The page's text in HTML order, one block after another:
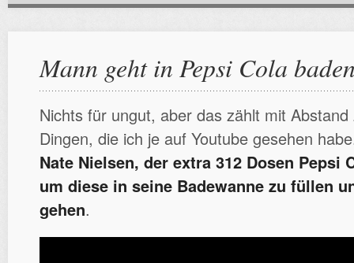
Mann geht in Pepsi Cola
Nichts für ungut, aber das zählt mit
Dingen, die ich je auf Youtube gesehen
Nate Nielsen, der extra 312 Dosen Pepsi
um diese in seine Badewanne zu füllen
gehen.